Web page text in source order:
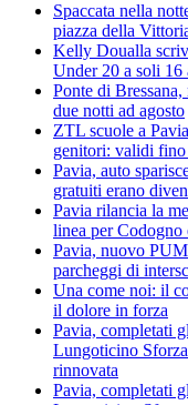
Spaccata nella
piazza della
Kelly Doualla
Under 20 a soli 16
Ponte di
due notti ad agosto
ZTL scuole a
genitori: validi
Pavia, auto
gratuiti erano
Pavia rilancia la
linea per Codogno
Pavia, nuovo
parcheggi di
Una come noi: il
il dolore in forza
Pavia, completati
Lungoticino
rinnovata
Pavia, completati